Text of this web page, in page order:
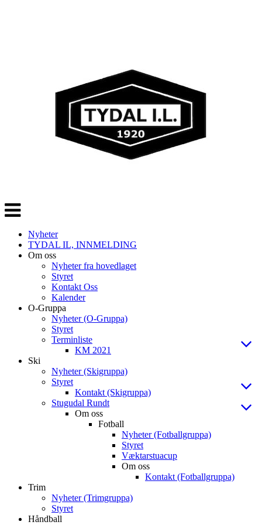
Veksle
navigasjon
Nyheter
TYDAL IL, INNMELDING
Om oss
Nyheter fra hovedlaget
Styret
Kontakt Oss
Kalender
O-Gruppa
Nyheter (O-Gruppa)
Styret
Terminliste
KM 2021
Ski
Nyheter (Skigruppa)
Styret
Kontakt (Skigruppa)
Stugudal Rundt
Om oss
Fotball
Nyheter (Fotballgruppa)
Styret
Væktarstuacup
Om oss
Kontakt (Fotballgruppa)
Trim
Nyheter (Trimgruppa)
Styret
Håndball